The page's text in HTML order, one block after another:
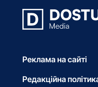
Реклама на сайті
Редакційна